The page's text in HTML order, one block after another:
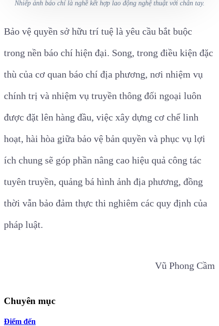
Nhiếp ảnh báo chí là nghề kết hợp lao động nghệ thuật với chân tay.
Bảo vệ quyền sở hữu trí tuệ là yêu cầu bắt buộc
trong nền báo chí hiện đại. Song, trong điều kiện đặc
thù của cơ quan báo chí địa phương, nơi nhiệm vụ
chính trị và nhiệm vụ truyền thông đối ngoại luôn
được đặt lên hàng đầu, việc xây dựng cơ chế linh
hoạt, hài hòa giữa bảo vệ bản quyền và phục vụ lợi
ích chung sẽ góp phần nâng cao hiệu quả công tác
tuyên truyền, quảng bá hình ảnh địa phương, đồng
thời vẫn bảo đảm thực thi nghiêm các quy định của
pháp luật.
Vũ Phong Cầm
Chuyên mục
Điểm đến